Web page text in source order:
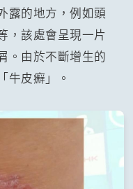
露的地方，例如頭
，該處會呈現一片
。由於不斷增生的
牛皮癬」。